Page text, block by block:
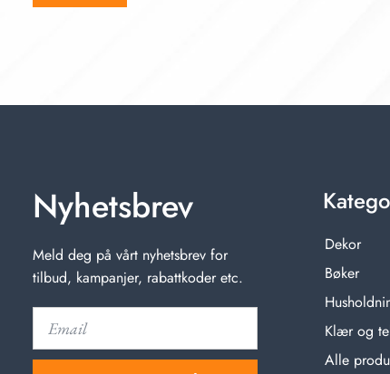
Nyhetsbrev
Meld deg på vårt nyhetsbrev for
tilbud, kampanjer, rabattkoder etc.
Dekor
Bøker
Klær og
Alle